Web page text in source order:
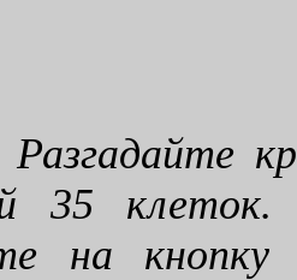
35 клеток.
на кнопку